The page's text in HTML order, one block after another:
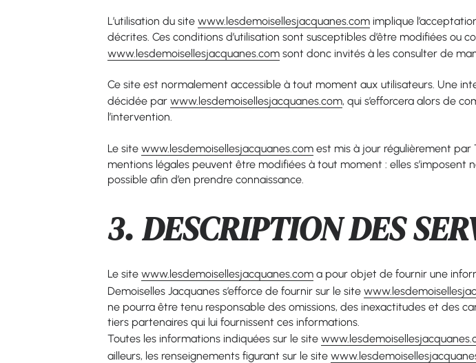
L’utilisation du sitewww.lesdemoisellesjacquanes.com implique
décrites. Ces conditions d’utilisation sont susceptibles d’être modifiées ou
www.lesdemoisellesjacquanes.com sont donc invités à les consulter de
Ce site est normalement accessible à tout moment aux utilisateurs. Une
décidée parwww.lesdemoisellesjacquanes.com, qui s’efforcera alors de
l’intervention.
Le sitewww.lesdemoisellesjacquanes.com est mis à jour régulièrement par
mentions légales peuvent être modifiées à tout moment : elles s’imposent
possible afin d’en prendre connaissance.
3. DESCRIPTION DES
Le sitewww.lesdemoisellesjacquanes.com a pour objet de fournir une
Demoiselles Jacquanes s’efforce de fournir sur le site
ne pourra être tenu responsable des omissions, des inexactitudes et des
tiers partenaires qui lui fournissent ces informations.
Toutes les informations indiquées sur le site
ailleurs, les renseignements figurant sur le site